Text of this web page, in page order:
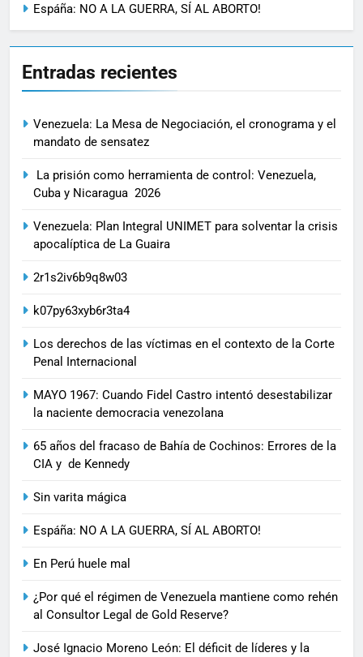
Espáña: NO A LA GUERRA, SÍ AL ABORTO!
Entradas recientes
Venezuela: La Mesa de Negociación, el cronograma y el
mandato de sensatez
La prisión como herramienta de control: Venezuela,
Cuba y Nicaragua 2026
Venezuela: Plan Integral UNIMET para solventar la crisis
apocalíptica de La Guaira
2r1s2iv6b9q8w03
k07py63xyb6r3ta4
Los derechos de las víctimas en el contexto de la Corte
Penal Internacional
MAYO 1967: Cuando Fidel Castro intentó desestabilizar
la naciente democracia venezolana
65 años del fracaso de Bahía de Cochinos: Errores de la
CIA y de Kennedy
Sin varita mágica
Espáña: NO A LA GUERRA, SÍ AL ABORTO!
En Perú huele mal
¿Por qué el régimen de Venezuela mantiene como rehén
al Consultor Legal de Gold Reserve?
José Ignacio Moreno León: El déficit de líderes y la